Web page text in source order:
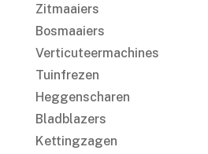
Zitmaaiers
Bosmaaiers
Verticuteermachines
Tuinfrezen
Heggenscharen
Bladblazers
Kettingzagen